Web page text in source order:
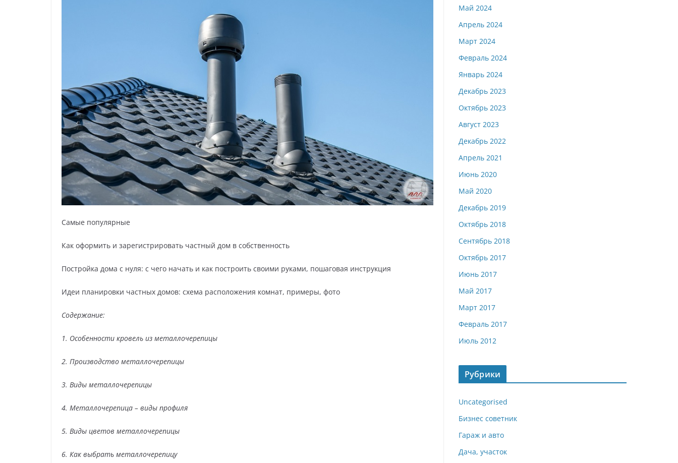
Самые популярные
Как оформить и зарегистрировать частный дом в собственность
Постройка дома с нуля: с чего начать и как построить своими руками, пошаговая инструкция
Идеи планировки частных домов: схема расположения комнат, примеры, фото
Содержание:
1. Особенности кровель из металлочерепицы
2. Производство металлочерепицы
3. Виды металлочерепицы
4. Металлочерепица – виды профиля
5. Виды цветов металлочерепицы
6. Как выбрать металлочерепицу
Май 2024
Апрель 2024
Март 2024
Февраль 2024
Январь 2024
Декабрь 2023
Октябрь 2023
Август 2023
Декабрь 2022
Апрель 2021
Июнь 2020
Май 2020
Декабрь 2019
Октябрь 2018
Сентябрь 2018
Октябрь 2017
Июнь 2017
Май 2017
Март 2017
Февраль 2017
Июль 2012
Рубрики
Uncategorised
Бизнес советник
Гараж и авто
Дача, участок